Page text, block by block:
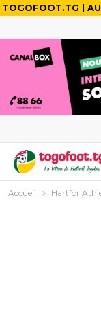
TOGOFOOT.TG |
Accueil Hartfor